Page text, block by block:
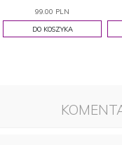
99.00 PLN
DO KOSZYKA